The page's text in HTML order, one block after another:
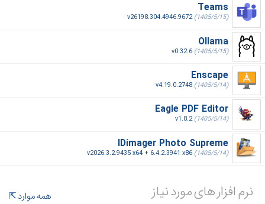
Teams
v26198.304.4946.9672(1405/5/15)
Ollama
v0.32.6 (1405/5/15)
Enscape
v4.19.0.2748 (1405/5/14)
Eagle PDF Editor
v1.8.2(1405/5/14)
IDimager Photo Supreme
v2026.3.2.9435 x64 + 6.4.2.3941 x86 (1405/5/14)
نرم افزار های مورد نیاز
همه موارد